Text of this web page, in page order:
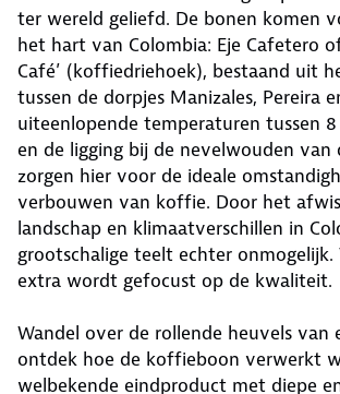
ter wereld geliefd. De bonen komen
het hart van Colombia: Eje Cafetero
Café’ (koffiedriehoek), bestaand uit
tussen de dorpjes Manizales, Pereira
uiteenlopende temperaturen tussen
en de ligging bij de nevelwouden van
zorgen hier voor de ideale
verbouwen van koffie. Door het
landschap en klimaatverschillen in
grootschalige teelt echter onmogelijk.
extra wordt gefocust op de kwaliteit.
Wandel over de rollende heuvels van
ontdek hoe de koffieboon verwerkt
welbekende eindproduct met diepe